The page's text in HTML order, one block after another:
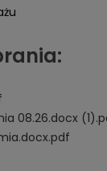
08.26.docx